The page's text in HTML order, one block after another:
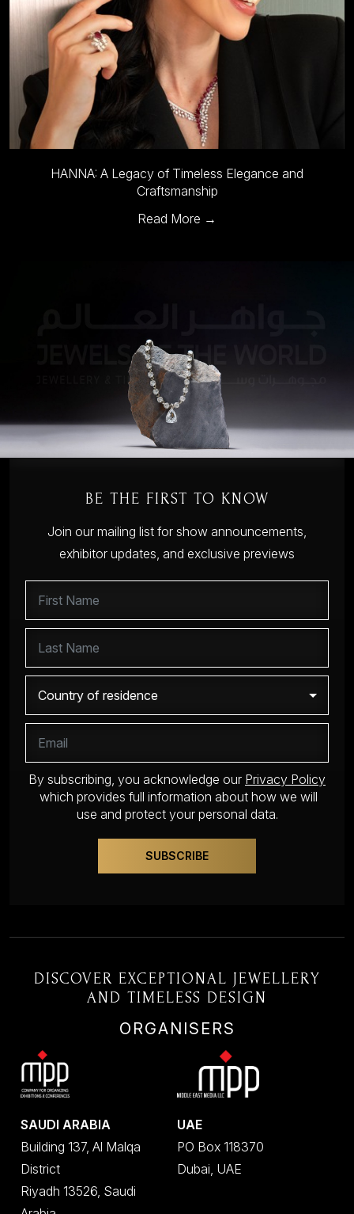
HANNA: A Legacy of Timeless Elegance and
Craftsmanship
Read More →
BE THE FIRST TO KNOW
Join our mailing list for show announcements,
exhibitor updates, and exclusive previews
By subscribing, you acknowledge our Privacy Policy
which provides full information about how we will
use and protect your personal data.
DISCOVER EXCEPTIONAL JEWELLERY
AND TIMELESS DESIGN
ORGANISERS
SAUDI ARABIA
Building 137, Al Malqa
District
Riyadh 13526, Saudi
UAE
PO Box 118370
Dubai, UAE